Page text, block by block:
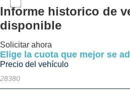
Informe historico de
disponible
Solicitar ahora
Elige la cuota que mejor se
Precio del vehículo